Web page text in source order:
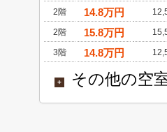
2階 14.8万円
2階 15.8万円
3階 14.8万円
+ その他の空